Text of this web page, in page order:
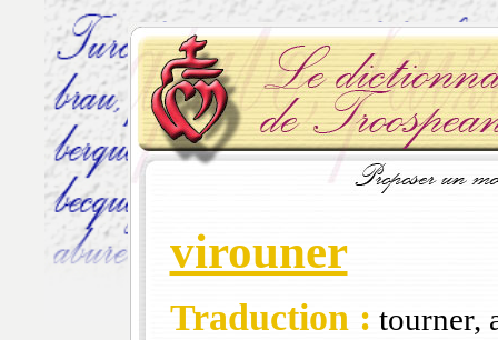
virouner
Traduction : tourner,